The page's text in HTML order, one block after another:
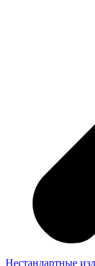
Нестандартные